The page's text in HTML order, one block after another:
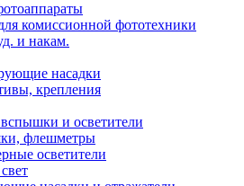
комиссионной фототехники
и накам.
насадки
крепления
и осветители
флешметры
осветители